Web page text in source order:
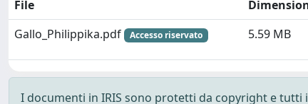
File
Gallo_Philippika.pdf
Accesso riservato 5.59 MB
I documenti in IRIS sono protetti da copyright e